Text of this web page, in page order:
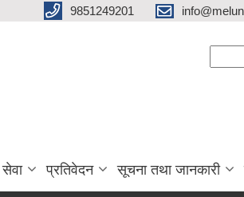
9851249201
प्रतिवेदन सूचना तथा जानकारी